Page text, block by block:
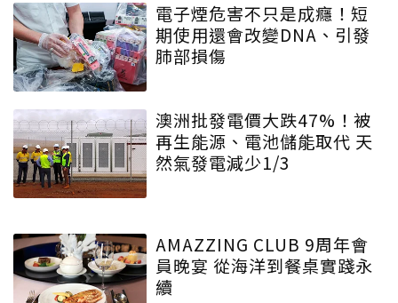
電子煙危害不只是成癮！短
期使用還會改變DNA、引發
肺部損傷
澳洲批發電價大跌47%！被
再生能源、電池儲能取代 天
然氣發電減少1/3
AMAZZING CLUB 9周年會
員晚宴 從海洋到餐桌實踐永
續